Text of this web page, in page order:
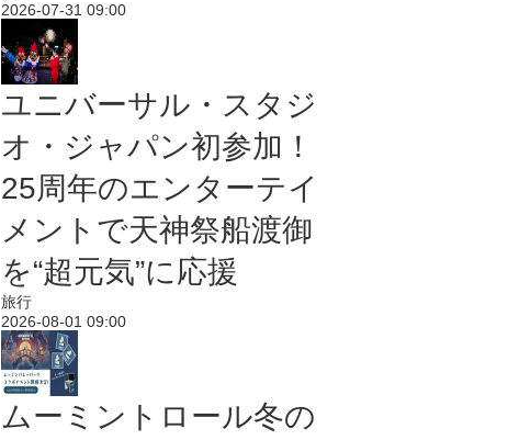
2026-07-31 09:00
ユニバーサル・スタジ
オ・ジャパン初参加！
25周年のエンターテイ
メントで天神祭船渡御
を“超元気”に応援
旅行
2026-08-01 09:00
ムーミントロール冬の